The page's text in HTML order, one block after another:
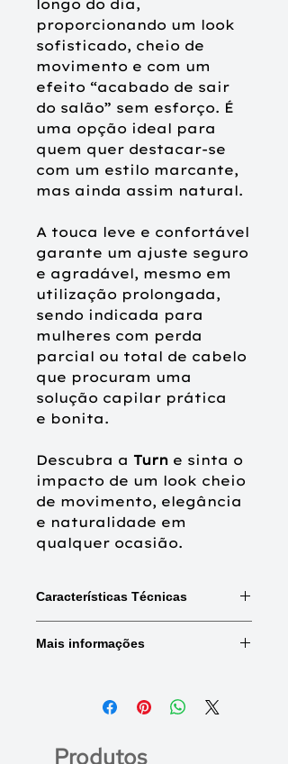
longo do dia,
proporcionando um look
sofisticado, cheio de
movimento e com um
efeito “acabado de sair
do salão” sem esforço. É
uma opção ideal para
quem quer destacar-se
com um estilo marcante,
mas ainda assim natural.
A touca leve e confortável
garante um ajuste seguro
e agradável, mesmo em
utilização prolongada,
sendo indicada para
mulheres com perda
parcial ou total de cabelo
que procuram uma
solução capilar prática
e bonita.
Descubra a Turn e sinta o
impacto de um look cheio
de movimento, elegância
e naturalidade em
qualquer ocasião.
Características Técnicas
destaques.
Mais informações
(Tamanho)
Produtos